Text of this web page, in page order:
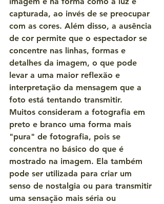
capturada, ao invés de se preocupar
com as cores. Além disso, a ausência
de cor permite que o espectador se
concentre nas linhas, formas e
detalhes da imagem, o que pode
levar a uma maior reflexão e
interpretação da mensagem que a
foto está tentando transmitir.
Muitos consideram a fotografia em
preto e branco uma forma mais
"pura" de fotografia, pois se
concentra no básico do que é
mostrado na imagem. Ela também
pode ser utilizada para criar um
senso de nostalgia ou para transmitir
uma sensação mais séria ou